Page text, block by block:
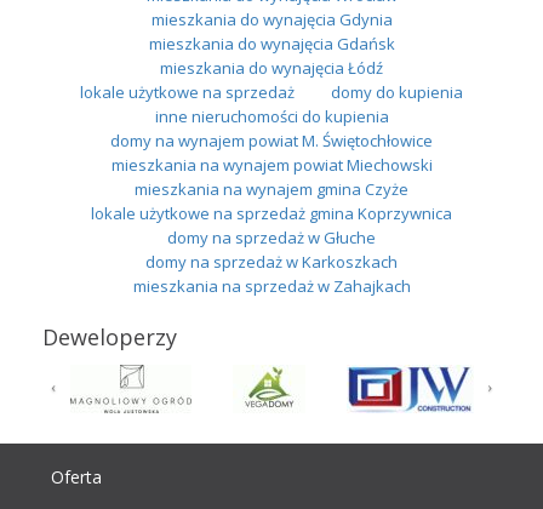
mieszkania do wynajęcia Gdynia
mieszkania do wynajęcia Gdańsk
mieszkania do wynajęcia Łódź
lokale użytkowe na sprzedaż
domy do kupienia
inne nieruchomości do kupienia
domy na wynajem powiat M. Świętochłowice
mieszkania na wynajem powiat Miechowski
mieszkania na wynajem gmina Czyże
lokale użytkowe na sprzedaż gmina Koprzywnica
domy na sprzedaż w Głuche
domy na sprzedaż w Karkoszkach
mieszkania na sprzedaż w Zahajkach
Deweloperzy
Oferta